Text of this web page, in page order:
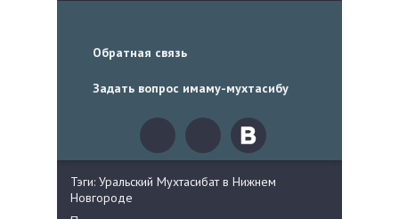
Обратная связь
Задать вопрос имаму-мухтасибу
Тэги: Уральский Мухтасибат в Нижнем
Новгороде